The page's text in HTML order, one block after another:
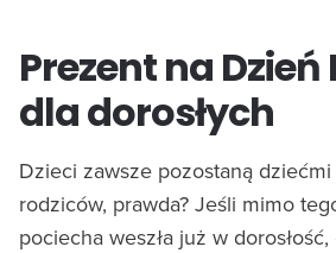
Prezent na Dzień
dla dorosłych
Dzieci zawsze pozostaną
rodziców, prawda? Jeśli mimo
pociecha weszła już w